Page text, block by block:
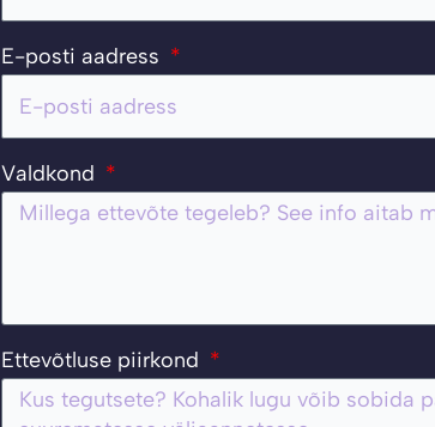
E-posti aadress
Valdkond
Ettevõtluse piirkond